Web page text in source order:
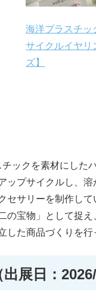
海洋プラスチッ
サイクルイヤリ
ズ】
チックを素材にした
ップサイクルし、
セサリーを制作し
の宝物」として捉
した商品づくりを行
展日：2026/